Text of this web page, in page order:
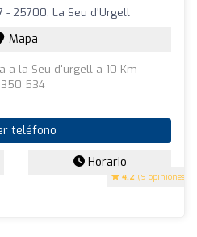
4.2 (9 opiniones)
- 25700, La Seu d'Urgell
Mapa
a la Seu d'urgell a 10 Km
350 534
teléfono
Horario